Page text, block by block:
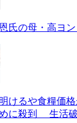
氏の母・高ヨ
けるや食糧価
に殺到 生活